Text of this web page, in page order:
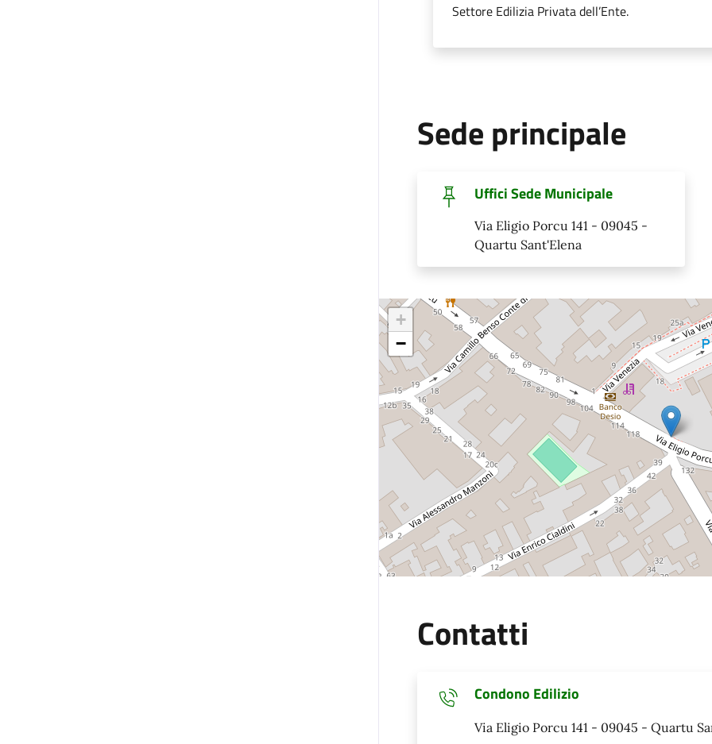
Settore Edilizia Privata dell’Ente.
Sede principale
Uffici Sede Municipale
Via Eligio Porcu 141 - 09045 -
Quartu Sant'Elena
+
−
Contatti
Condono Edilizio
Via Eligio Porcu 141 - 09045 - Quartu